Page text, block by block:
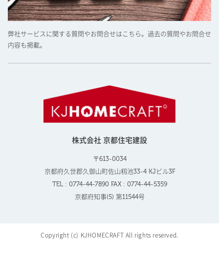
弊社サービスに関する質問やお問合せはこちら。過去の質問やお問合せ
内容も掲載。
株式会社 京都住宅建設
〒613-0034
京都府久世郡久御山町佐山籾池33-4 KJビル3F
TEL : 0774-44-7890 FAX : 0774-44-5359
京都府知事(5) 第11544号
Copyright (c) KJHOMECRAFT All rights reserved.